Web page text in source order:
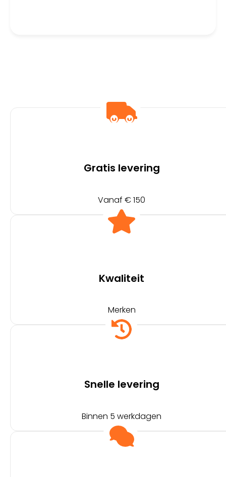
Gratis levering
Vanaf € 150
Kwaliteit
Merken
Snelle levering
Binnen 5 werkdagen